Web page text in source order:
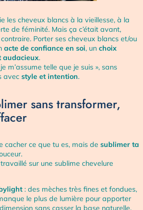
les cheveux blancs à la vieillesse, à la
de féminité. Mais ça c’était avant,
contraire. Porter ses cheveux blancs et/ou
acte de confiance en soi, un choix
audacieux.
m’assume telle que je suis », sans
avec style et intention.
sans transformer,
cacher ce que tu es, mais de sublimer ta
sur une sublime chevelure
: des mèches très fines et fondues,
le plus de lumière pour apporter
sans casser la base naturelle.